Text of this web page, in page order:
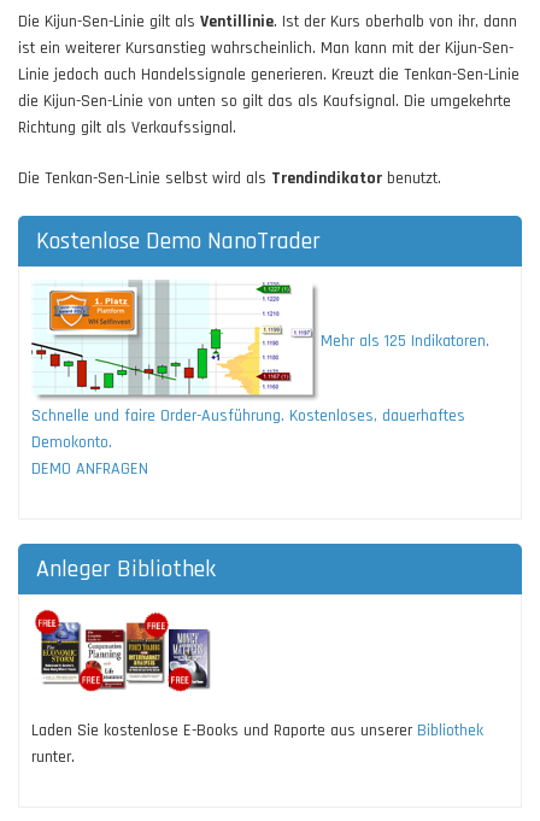
Die Kijun-Sen-Linie gilt als Ventillinie. Ist der Kurs oberhalb von ihr, dann
ist ein weiterer Kursanstieg wahrscheinlich. Man kann mit der Kijun-Sen-
Linie jedoch auch Handelssignale generieren. Kreuzt die Tenkan-Sen-Linie
die Kijun-Sen-Linie von unten so gilt das als Kaufsignal. Die umgekehrte
Richtung gilt als Verkaufssignal.
Die Tenkan-Sen-Linie selbst wird als Trendindikator benutzt.
Kostenlose Demo NanoTrader
Mehr als 125 Indikatoren.
Schnelle und faire Order-Ausführung. Kostenloses, dauerhaftes
Demokonto.
DEMO ANFRAGEN
Anleger Bibliothek
Laden Sie kostenlose E-Books und Raporte aus unserer Bibliothek
runter.